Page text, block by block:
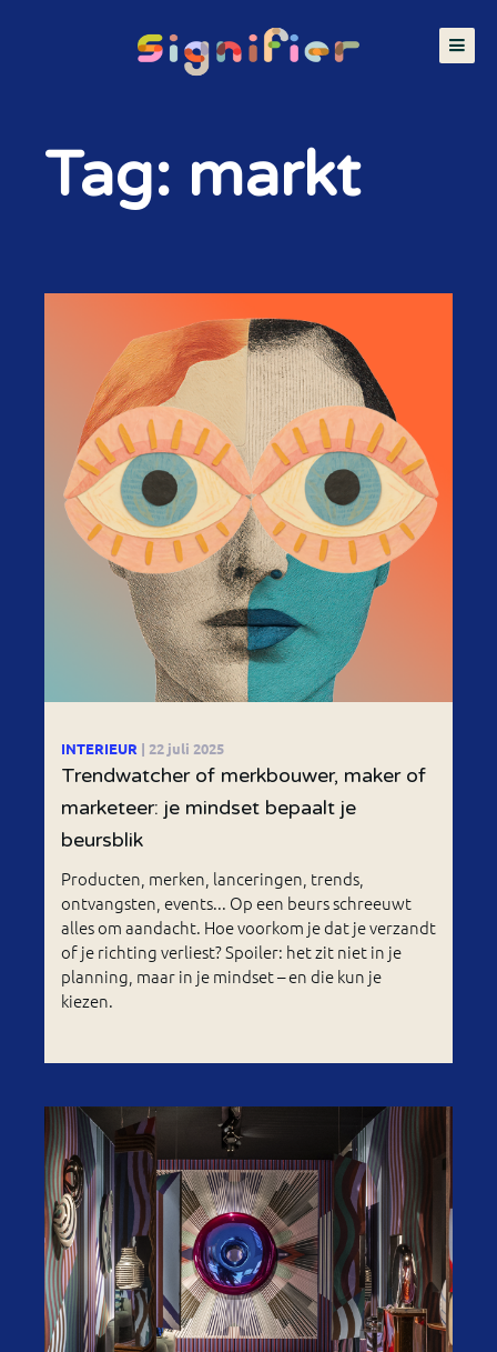
Tag: markt
INTERIEUR | 22 juli 2025
Trendwatcher of merkbouwer, maker of
marketeer: je mindset bepaalt je
beursblik
Producten, merken, lanceringen, trends,
ontvangsten, events... Op een beurs schreeuwt
alles om aandacht. Hoe voorkom je dat je verzandt
of je richting verliest? Spoiler: het zit niet in je
planning, maar in je mindset – en die kun je
kiezen.